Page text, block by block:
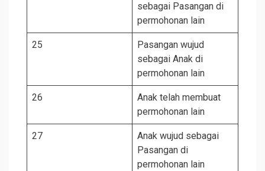
sebagai Pasangan di
permohonan lain
25
Pasangan wujud
sebagai Anak di
permohonan lain
26
Anak telah membuat
permohonan lain
27
Anak wujud sebagai
Pasangan di
permohonan lain